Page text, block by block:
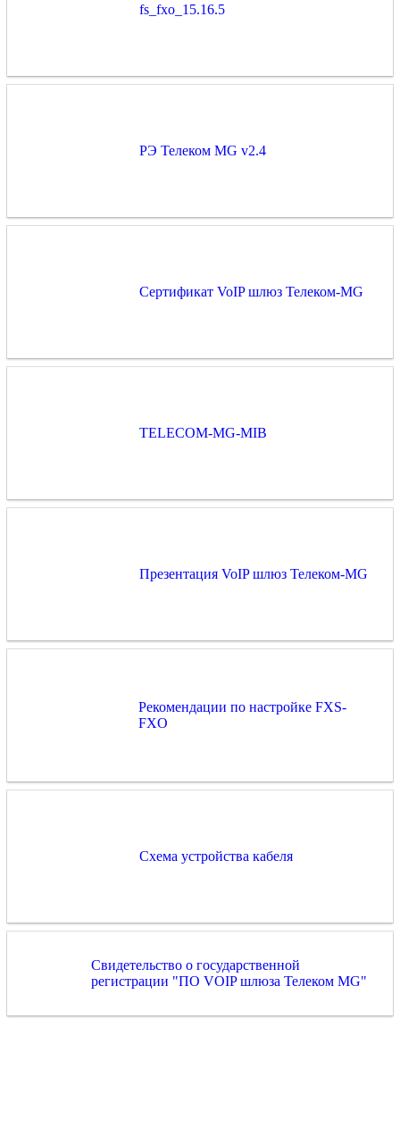
fs_fxo_15.16.5
РЭ Телеком MG v2.4
Сертификат VoIP шлюз Телеком-MG
TELECOM-MG-MIB
Презентация VoIP шлюз Телеком-MG
Рекомендации по настройке FXS-
FXO
Схема устройства кабеля
Свидетельство о государственной
регистрации "ПО VOIP шлюза Телеком MG"